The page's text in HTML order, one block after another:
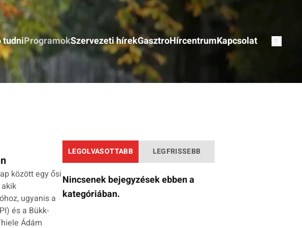
tudniProgramokSzervezeti hírekGasztroHírcentrumKapcsolat
között egy ősi
ugyanis a
és a Bükk-
Ádám
LEGOLVASOTTABB LEGFRISSEBB
Nincsenek bejegyzések ebben a
kategóriában.